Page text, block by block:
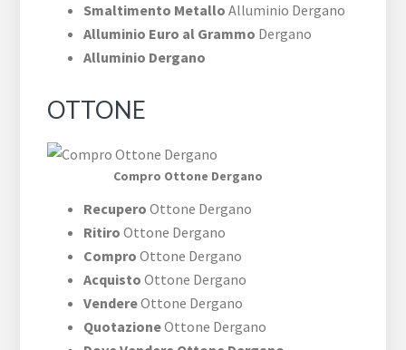
Smaltimento Metallo Alluminio Dergano
Alluminio Euro al Grammo Dergano
Alluminio Dergano
OTTONE
Compro Ottone Dergano
RecuperoOttone Dergano
Ritiro Ottone Dergano
Compro Ottone Dergano
Acquisto Ottone Dergano
VendereOttone Dergano
QuotazioneOttone Dergano